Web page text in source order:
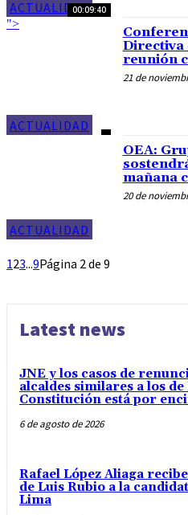
ACTUALIDAD00:09:40
ACTUALIDAD
">
Directiva
reunión
21 de
ACTUALIDAD
OEA:
mañana
20 de
123...9Página 2 de 9
Latest news
JNE y los casos de
alcaldes similares a los de
Constitución está por
6 de agosto de 2026
Rafael López Aliaga
de Luis Rubio a la
Lima